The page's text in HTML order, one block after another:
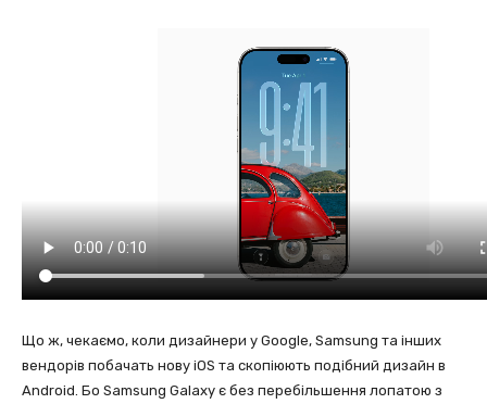
Що ж, чекаємо, коли дизайнери у Google, Samsung та інших
вендорів побачать нову iOS та скопіюють подібний дизайн в
Android. Бо Samsung Galaxy є без перебільшення лопатою з